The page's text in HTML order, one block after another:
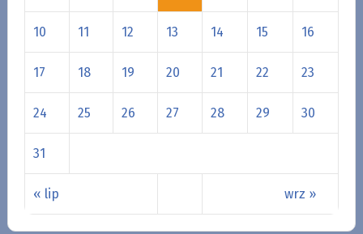
« lip wrz »
10 11 12 13 14 15 16
17 18 19 20 21 22 23
24 25 26 27 28 29 30
31